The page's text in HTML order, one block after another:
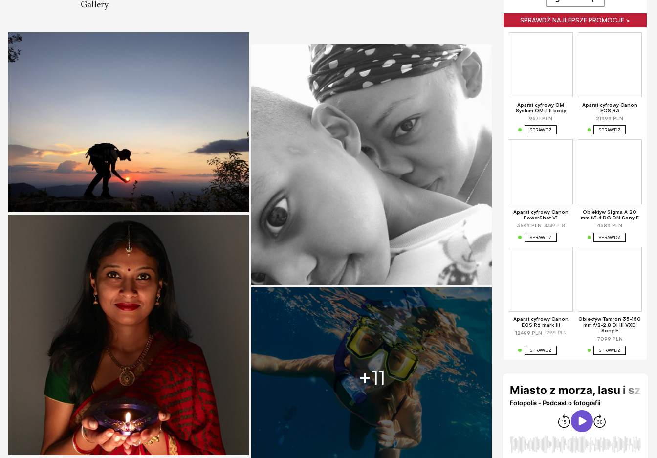
Gallery.
SPRAWDŹ NAJLEPSZE PROMOCJE >
Aparat cyfrowy OM
System OM-1 II body
9671 PLN
SPRAWDŹ
Aparat cyfrowy Canon
EOS R3
21999 PLN
SPRAWDŹ
Aparat cyfrowy Canon
PowerShot V1
3649 PLN 4349 PLN
SPRAWDŹ
Obiektyw Sigma A 20
mm f/1.4 DG DN Sony E
4589 PLN
SPRAWDŹ
Aparat cyfrowy Canon
EOS R6 mark III
12499 PLN 12999 PLN
SPRAWDŹ
Obiektyw Tamron 35-150
mm f/2-2.8 DI III VXD
Sony E
7099 PLN
SPRAWDŹ